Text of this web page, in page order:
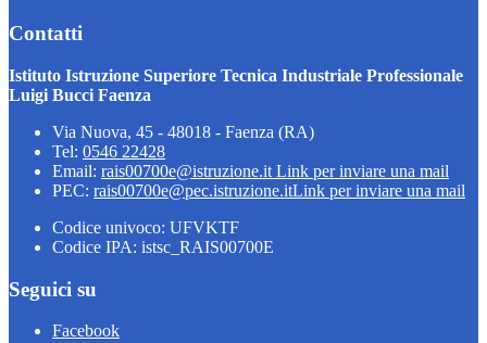
Contatti
Istituto Istruzione Superiore Tecnica Industriale Professionale
Luigi Bucci Faenza
Via Nuova, 45 - 48018 - Faenza (RA)
Tel: 0546 22428
Email: rais00700e@istruzione.it Link per inviare una mail
PEC: rais00700e@pec.istruzione.itLink per inviare una mail
Codice univoco: UFVKTF
Codice IPA: istsc_RAIS00700E
Seguici su
Facebook